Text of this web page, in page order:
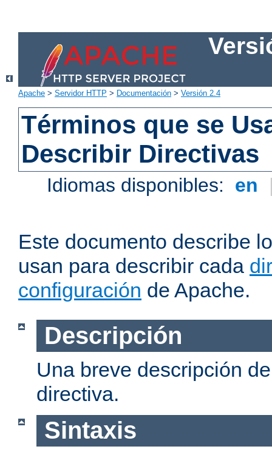
Apache > Servidor HTTP > Documentación > Versión 2.4
Términos que se
Describir Directivas
Idiomas disponibles: en
Este documento describe
usan para describir cada
configuración de Apache.
Descripción
Una breve descripción
directiva.
Sintaxis